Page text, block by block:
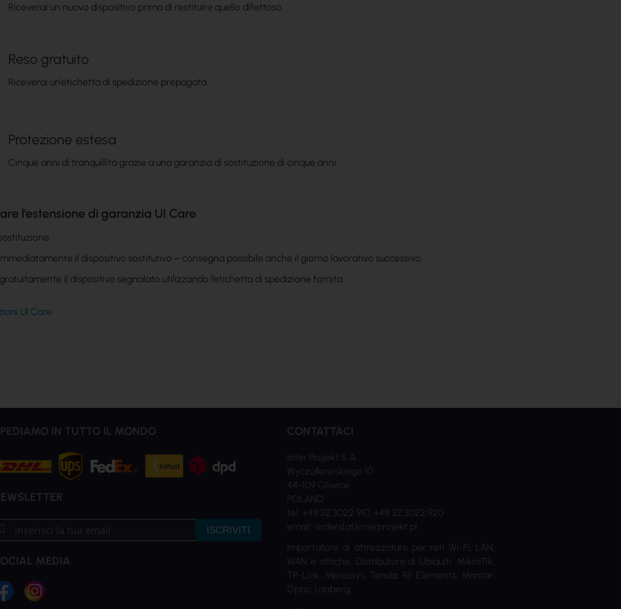
Riceverai un nuovo dispositivo prima di restituire quello difettoso.
Reso gratuito
Riceverai un’etichetta di spedizione prepagata.
Protezione estesa
Cinque anni di tranquillità grazie a una garanzia di sostituzione di cinque anni.
l’estensione di garanzia UI Care
immediatamente il dispositivo sostitutivo – consegna possibile anche il giorno lavorativo successivo.
gratuitamente il dispositivo segnalato utilizzando l’etichetta di spedizione fornita.
UI Care
IN TUTTO IL MONDO
ISCRIVITI
MEDIA
CONTATTACI
Inter Projekt S.A.
Wyczółkowskiego 10
44-109 Gliwice
POLAND
tel: +48 32 3022 910, +48 32 3022 920
email: orders[at]interprojekt.pl
Importatore di attrezzature per reti Wi-Fi, LAN,
WAN e ottiche. Distributore di Ubiquiti, MikroTik,
TP-Link, Mercusys, Tenda, RF Elements, Mantar,
Optic, Lanberg.